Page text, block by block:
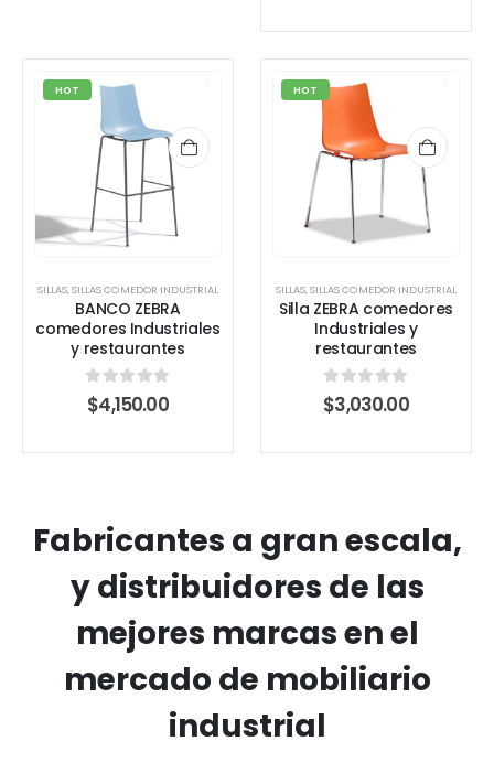
HOT
SILLAS,SILLAS COMEDOR INDUSTRIAL
BANCO ZEBRA
comedores Industriales
y restaurantes
0out of 5
$4,150.00
HOT
SILLAS,SILLAS COMEDOR INDUSTRIAL
Silla ZEBRA comedores
Industriales y
restaurantes
0out of 5
$3,030.00
Fabricantes a gran escala,
y distribuidores de las
mejores marcas en el
mercado de mobiliario
industrial